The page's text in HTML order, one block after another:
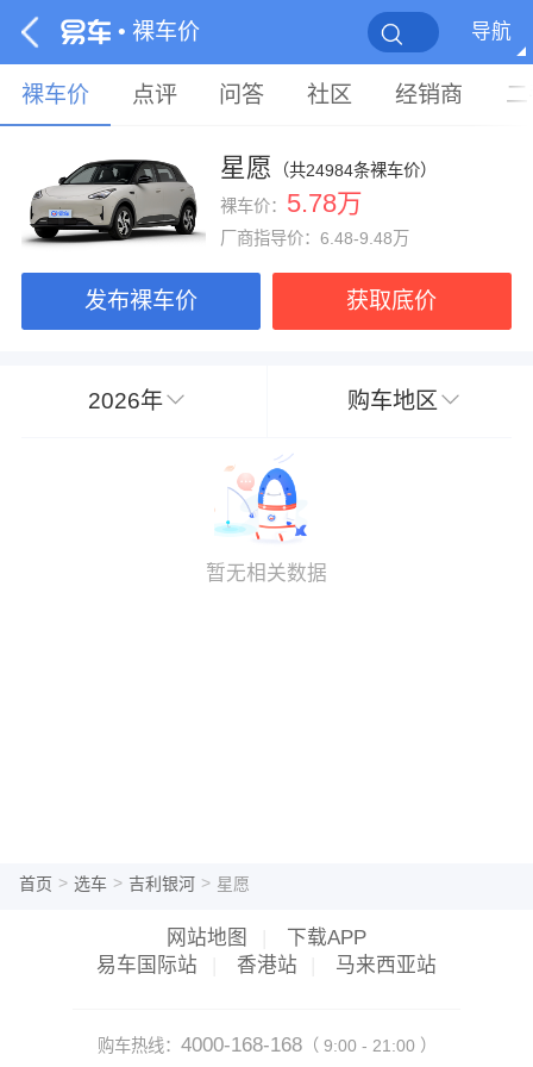
• 裸车价 导航
裸车价 点评 问答 社区 经销商
星愿
（共24984条裸车价）
裸车价： 5.78万
厂商指导价：6.48-9.48万
发布裸车价 获取底价
2026年 购车地区
暂无相关数据
首页 > 选车 > 吉利银河 > 星愿
网站地图
下载APP
易车国际站
香港站 马来西亚站
购车热线： 4000-168-168（ 9:00 - 21:00 ）